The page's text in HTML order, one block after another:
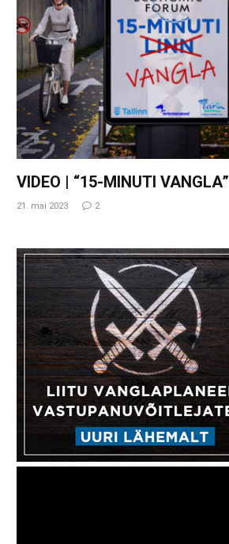
VIDEO | “15-MINUTI VANGLA”
21. mai 2023 2